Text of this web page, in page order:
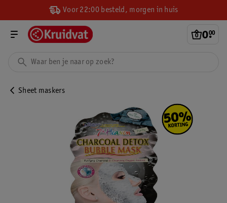
Voor 22:00 besteld, morgen in huis
0.
00
Sheet maskers